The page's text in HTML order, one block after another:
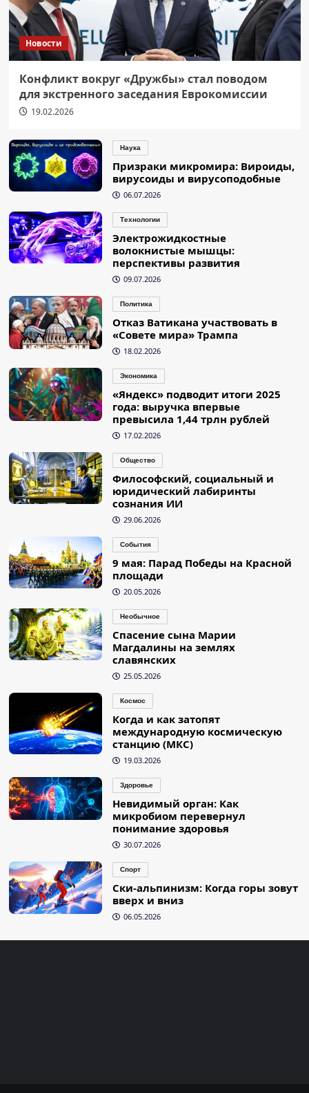
Новости
Конфликт вокруг «Дружбы» стал поводом
для экстренного заседания Еврокомиссии
19.02.2026
Наука
Призраки микромира: Вироиды,
вирусоиды и вирусоподобные
06.07.2026
Технологии
Электрожидкостные
волокнистые мышцы:
перспективы развития
09.07.2026
Политика
Отказ Ватикана участвовать в
«Совете мира» Трампа
18.02.2026
Экономика
«Яндекс» подводит итоги 2025
года: выручка впервые
превысила 1,44 трлн рублей
17.02.2026
Общество
Философский, социальный и
юридический лабиринты
сознания ИИ
29.06.2026
События
9 мая: Парад Победы на Красной
площади
20.05.2026
Необычное
Спасение сына Марии
Магдалины на землях
славянских
25.05.2026
Космос
Когда и как затопят
международную космическую
станцию (МКС)
19.03.2026
Здоровье
Невидимый орган: Как
микробиом перевернул
понимание здоровья
30.07.2026
Спорт
Ски-альпинизм: Когда горы зовут
вверх и вниз
06.05.2026